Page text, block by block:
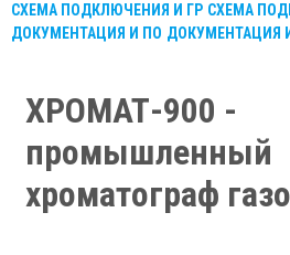
СХЕМА ПОДКЛЮЧЕНИЯ И ГР СХЕМА
ДОКУМЕНТАЦИЯ И ПО ДОКУМЕНТАЦИЯ
ХРОМАТ-900 -
промышленный
хроматограф